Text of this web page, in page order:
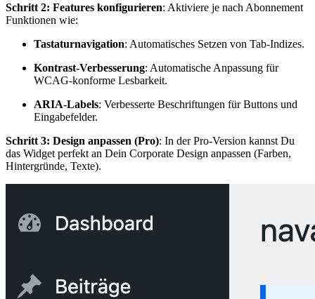
Schritt 2: Features konfigurieren: Aktiviere je nach Abonnement
Funktionen wie:
Tastaturnavigation: Automatisches Setzen von Tab-Indizes.
Kontrast-Verbesserung: Automatische Anpassung für
WCAG-konforme Lesbarkeit.
ARIA-Labels: Verbesserte Beschriftungen für Buttons und
Eingabefelder.
Schritt 3: Design anpassen (Pro): In der Pro-Version kannst Du
das Widget perfekt an Dein Corporate Design anpassen (Farben,
Hintergründe, Texte).